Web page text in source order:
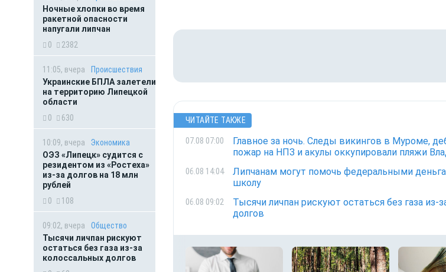
Ночные хлопки во время
ракетной опасности
напугали липчан
0
2382
11:05, вчера
Происшествия
Украинские БПЛА залетели
на территорию Липецкой
области
0
630
10:09, вчера
Экономика
ОЭЗ «Липецк» судится с
резидентом из «Ростеха»
из-за долгов на 18 млн
рублей
0
108
09:02, вчера
Общество
Тысячи личпан рискуют
остаться без газа из-за
колоссальных долгов
ЧИТАЙТЕ ТАКЖЕ
07.08 07:00
Главное за ночь. Следы викингов в Муроме,
пожар на НПЗ и акулы оккупировали пляжи
06.08 14:04
Липчанам могут помочь федеральными
школу
06.08 09:02
Тысячи личпан рискуют остаться без газа из-
долгов